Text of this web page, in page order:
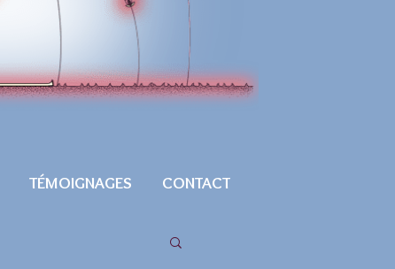
TÉMOIGNAGES CONTACT